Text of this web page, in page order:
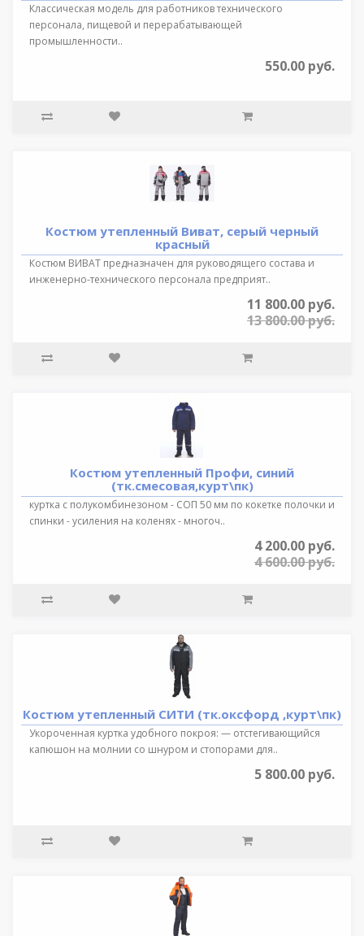
Классическая модель для работников технического
персонала, пищевой и перерабатывающей
промышленности..
550.00 руб.
Костюм утепленный Виват, серый черный
красный
Костюм ВИВАТ предназначен для руководящего состава и
инженерно-технического персонала предприят..
11 800.00 руб.
13 800.00 руб.
Костюм утепленный Профи, синий
(тк.смесовая,курт\пк)
куртка с полукомбинезоном - СОП 50 мм по кокетке полочки и
спинки - усиления на коленях - многоч..
4 200.00 руб.
4 600.00 руб.
Костюм утепленный СИТИ (тк.оксфорд ,курт\пк)
Укороченная куртка удобного покроя: — отстегивающийся
капюшон на молнии со шнуром и стопорами для..
5 800.00 руб.